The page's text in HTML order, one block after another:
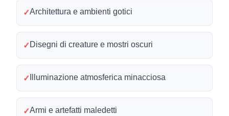
✓Architettura e ambienti gotici
✓Disegni di creature e mostri oscuri
✓ Illuminazione atmosferica minacciosa
✓Armi e artefatti maledetti